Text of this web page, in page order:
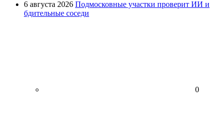
6 августа 2026 Подмосковные участки проверит ИИ и
бдительные соседи
0